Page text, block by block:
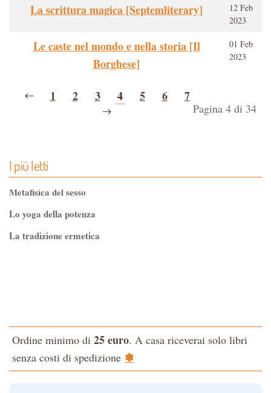
La scrittura magica [Septemliterary]
12 Feb
2023
Le caste nel mondo e nella storia [Il
Borghese]
01 Feb
2023
Pagina 4 di 34
1 2 3 4 5 6 7
I più letti
Metafisica del sesso
Lo yoga della potenza
La tradizione ermetica
La Cabala
Il potere del serpente
Ordine minimo di 25 euro. A casa riceverai solo libri
senza costi di spedizione ✽